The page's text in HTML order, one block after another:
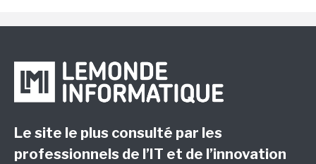
Le site le plus consulté par les
professionnels de l’IT et de l’innovation